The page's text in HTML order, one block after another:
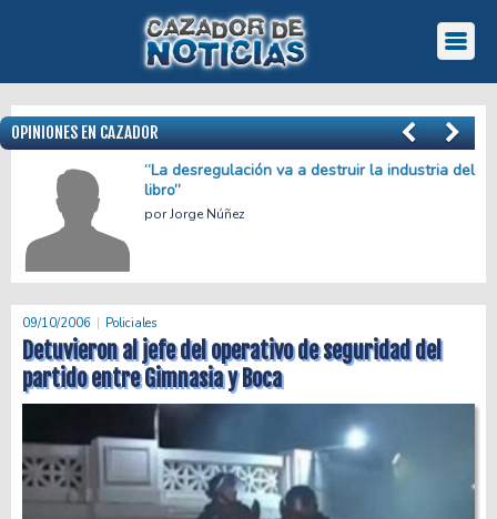
OPINIONES EN CAZADOR
“La desregulación va a destruir la industria del
libro”
Jorge Núñez
09/10/2006 Policiales
Detuvieron al jefe del operativo de seguridad del
partido entre Gimnasia y Boca